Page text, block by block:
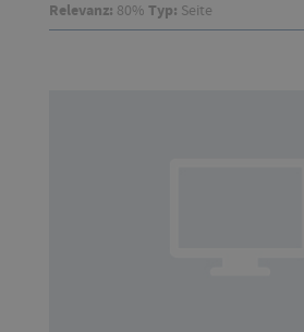
Relevanz: 80% Typ: Seite